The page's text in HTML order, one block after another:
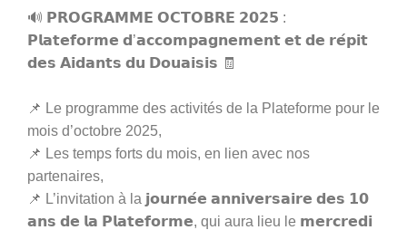
🔊 𝗣𝗥𝗢𝗚𝗥𝗔𝗠𝗠𝗘 𝗢𝗖𝗧𝗢𝗕𝗥𝗘 𝟮𝟬𝟮𝟱 :
𝗣𝗹𝗮𝘁𝗲𝗳𝗼𝗿𝗺𝗲 𝗱’𝗮𝗰𝗰𝗼𝗺𝗽𝗮𝗴𝗻𝗲𝗺𝗲𝗻𝘁 𝗲𝘁 𝗱𝗲 𝗿𝗲́𝗽𝗶𝘁
𝗱𝗲𝘀 𝗔𝗶𝗱𝗮𝗻𝘁𝘀 𝗱𝘂 𝗗𝗼𝘂𝗮𝗶𝘀𝗶𝘀 🧾
📌 Le programme des activités de la Plateforme pour le
mois d’octobre 2025,
📌 Les temps forts du mois, en lien avec nos
partenaires,
📌 L’invitation à la 𝗷𝗼𝘂𝗿𝗻𝗲́𝗲 𝗮𝗻𝗻𝗶𝘃𝗲𝗿𝘀𝗮𝗶𝗿𝗲 𝗱𝗲𝘀 𝟭𝟬
𝗮𝗻𝘀 𝗱𝗲 𝗹𝗮 𝗣𝗹𝗮𝘁𝗲𝗳𝗼𝗿𝗺𝗲, qui aura lieu le 𝗺𝗲𝗿𝗰𝗿𝗲𝗱𝗶